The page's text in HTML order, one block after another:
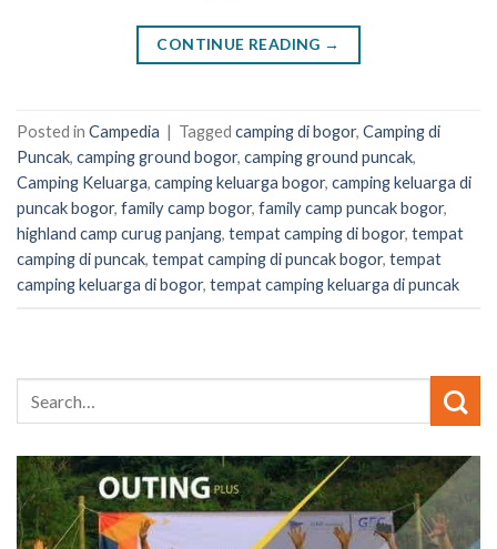
CONTINUE READING →
Posted in Campedia | Tagged camping di bogor, Camping di
Puncak, camping ground bogor, camping ground puncak,
Camping Keluarga, camping keluarga bogor, camping keluarga di
puncak bogor, family camp bogor, family camp puncak bogor,
highland camp curug panjang, tempat camping di bogor, tempat
camping di puncak, tempat camping di puncak bogor, tempat
camping keluarga di bogor, tempat camping keluarga di puncak